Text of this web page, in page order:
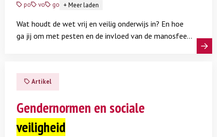
po vo go +Meer laden
Wat houdt de wet vrij en veilig onderwijs in? En hoe
ga jij om met pesten en de invloed van de manosfeer?
Artikel
Gendernormen en sociale
veiligheid